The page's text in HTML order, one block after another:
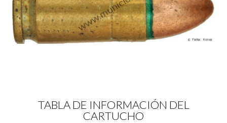
TABLA DE INFORMACIÓN DEL
CARTUCHO